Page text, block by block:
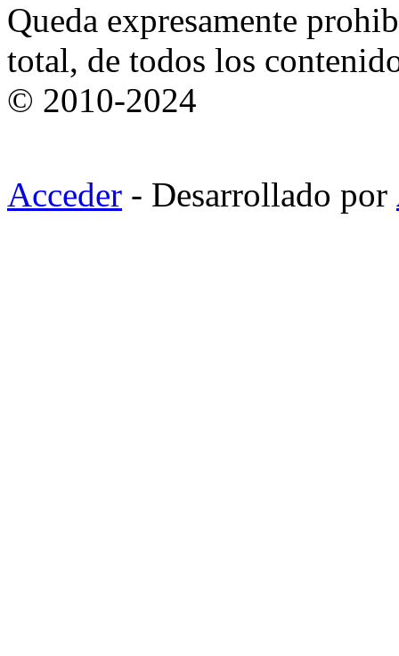
Queda expresamente
total, de todos los
© 2010-2024
Acceder - Desarrollado por